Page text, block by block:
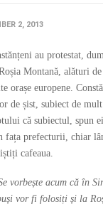
2, 2013
au protestat,
Montană, alături
orașe europene.
de șist, subiect de
că subiectul, spun
fața prefecturii, chiar
cafeaua.
vorbește acum că în
vor fi folosiți și la